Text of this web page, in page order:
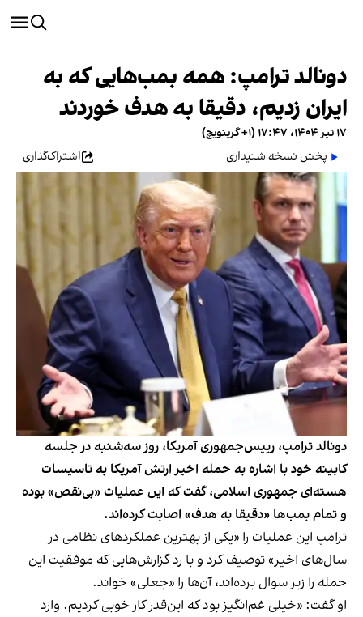
دونالد ترامپ: همه بمب‌هایی که به
ایران زدیم، دقیقا به هدف خوردند
۱۷ تیر ۱۴۰۴، ۱۷:۴۷ (‎+۱ گرینویچ)
پخش نسخه شنیداری
اشتراک‌گذاری
دونالد ترامپ، رییس‌جمهوری آمریکا، روز سه‌شنبه در جلسه
کابینه خود با اشاره به حمله اخیر ارتش آمریکا به تاسیسات
هسته‌ای جمهوری اسلامی، گفت که این عملیات «بی‌نقص» بوده
و تمام بمب‌ها «دقیقا به هدف» اصابت کرده‌اند.
ترامپ این عملیات را «یکی از بهترین عملکردهای نظامی در
سال‌های اخیر» توصیف کرد و با رد گزارش‌هایی که موفقیت این
حمله را زیر سوال برده‌اند، آن‌ها را «جعلی» خواند.
او گفت: «خیلی غم‌انگیز بود که این‌قدر کار خوبی کردیم. وارد